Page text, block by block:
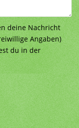
deine Nachricht
Angaben)
du in der